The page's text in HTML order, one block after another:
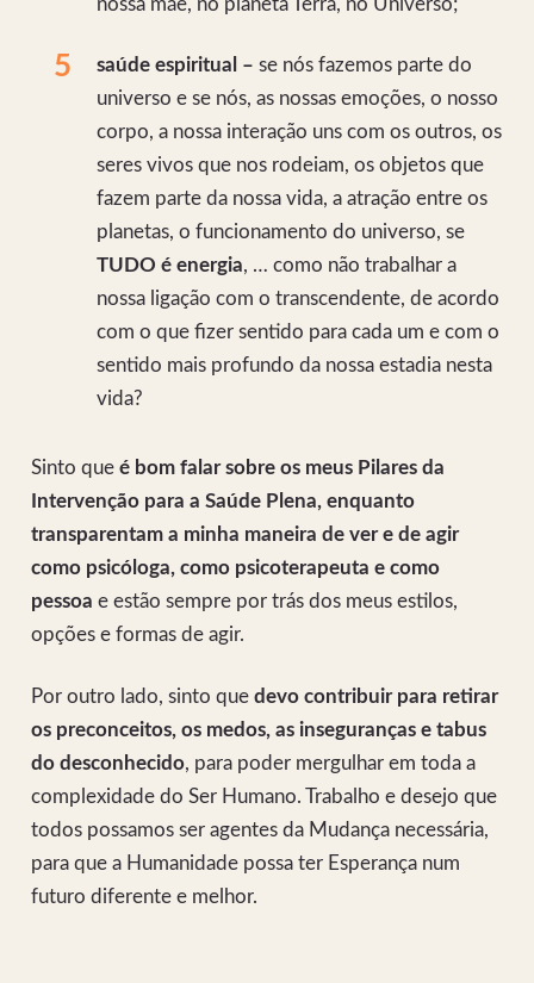
nossa mãe, no planeta Terra, no Universo;
saúde espiritual – se nós fazemos parte do
universo e se nós, as nossas emoções, o nosso
corpo, a nossa interação uns com os outros, os
seres vivos que nos rodeiam, os objetos que
fazem parte da nossa vida, a atração entre os
planetas, o funcionamento do universo, se
TUDO é energia, … como não trabalhar a
nossa ligação com o transcendente, de acordo
com o que fizer sentido para cada um e com o
sentido mais profundo da nossa estadia nesta
vida?
Sinto queé bom falar sobre os meus Pilares da
Intervenção para a Saúde Plena, enquanto
transparentam a minha maneira de ver e de agir
como psicóloga, como psicoterapeuta e como
pessoa e estão sempre por trás dos meus estilos,
opções e formas de agir.
Por outro lado, sinto quedevo contribuir para retirar
os preconceitos, os medos, as inseguranças e tabus
do desconhecido, para poder mergulhar em toda a
complexidade do Ser Humano. Trabalho e desejo que
todos possamos ser agentes da Mudança necessária,
para que a Humanidade possa ter Esperança num
futuro diferente e melhor.